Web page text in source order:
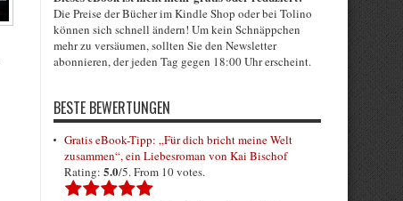
Die Preise der Bücher im Kindle Shop oder bei Tolino
können sich schnell ändern! Um kein Schnäppchen
mehr zu versäumen, sollten Sie den Newsletter
abonnieren, der jeden Tag gegen 18:00 Uhr erscheint.
BESTE BEWERTUNGEN
Gratis eBook-Tipp: „Für dich bricht meine Welt
zusammen“, ein Liebesroman von Kai Bischof
Rating: 5.0/5. From 10 votes.